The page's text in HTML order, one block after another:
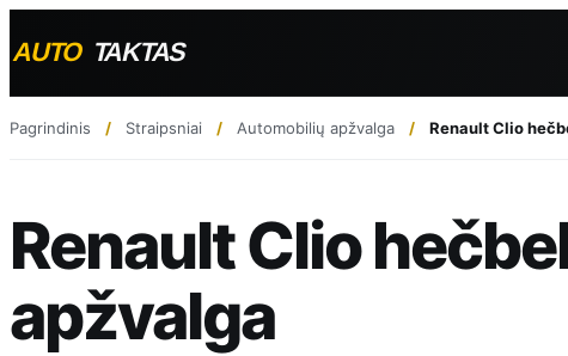
Pagrindinis Straipsniai Automobilių apžvalga Renault Clio
Renault Clio
apžvalga